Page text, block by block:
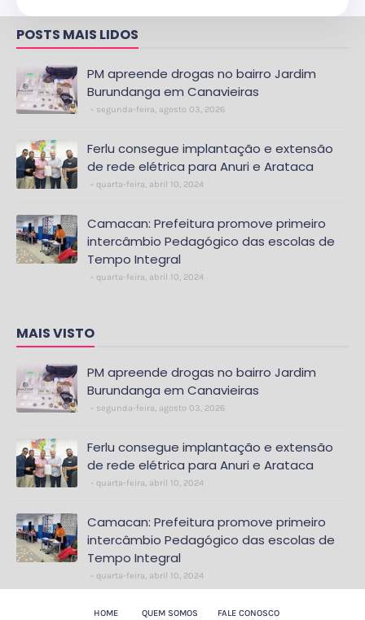
POSTS MAIS LIDOS
PM apreende drogas no bairro Jardim
Burundanga em Canavieiras
segunda-feira, agosto 03, 2026
Ferlu consegue implantação e extensão
de rede elétrica para Anuri e Arataca
quarta-feira, abril 10, 2024
Camacan: Prefeitura promove primeiro
intercâmbio Pedagógico das escolas de
Tempo Integral
quarta-feira, abril 10, 2024
MAIS VISTO
PM apreende drogas no bairro Jardim
Burundanga em Canavieiras
segunda-feira, agosto 03, 2026
Ferlu consegue implantação e extensão
de rede elétrica para Anuri e Arataca
quarta-feira, abril 10, 2024
Camacan: Prefeitura promove primeiro
intercâmbio Pedagógico das escolas de
Tempo Integral
quarta-feira, abril 10, 2024
HOME QUEM SOMOS FALE CONOSCO